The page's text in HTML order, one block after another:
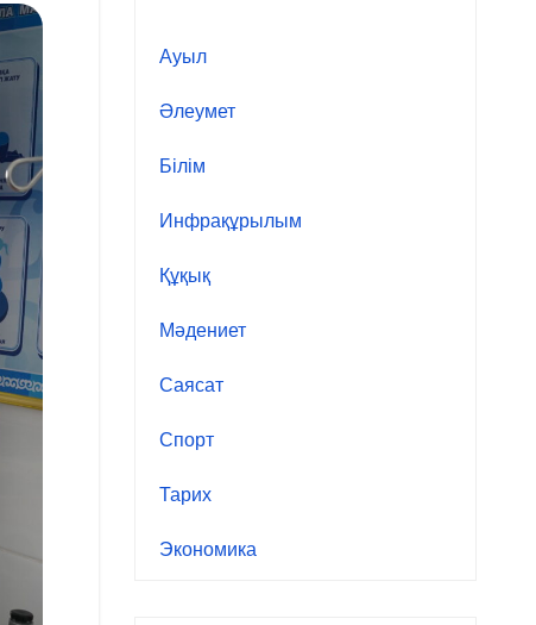
Ауыл
Әлеумет
Білім
Инфрақұрылым
Құқық
Мәдениет
Саясат
Спорт
Тарих
Экономика